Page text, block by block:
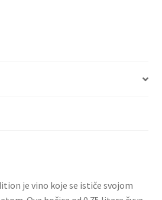
je vino koje se ističe svojom